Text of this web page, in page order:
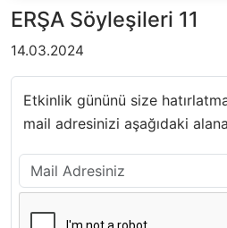
ERŞA Söyleşileri 11
14.03.2024
Etkinlik gününü size
mail adresinizi aşağıdaki